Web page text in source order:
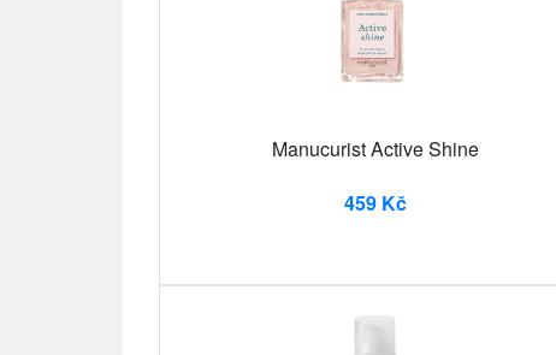
Manucurist Active Shine
459 Kč